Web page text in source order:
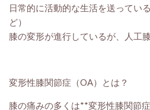
日常的に活動的な生活を送ってい
ど）
膝の変形が進行しているが、人工
変形性膝関節症（OA）とは？
膝の痛みの多くは**変形性膝関節